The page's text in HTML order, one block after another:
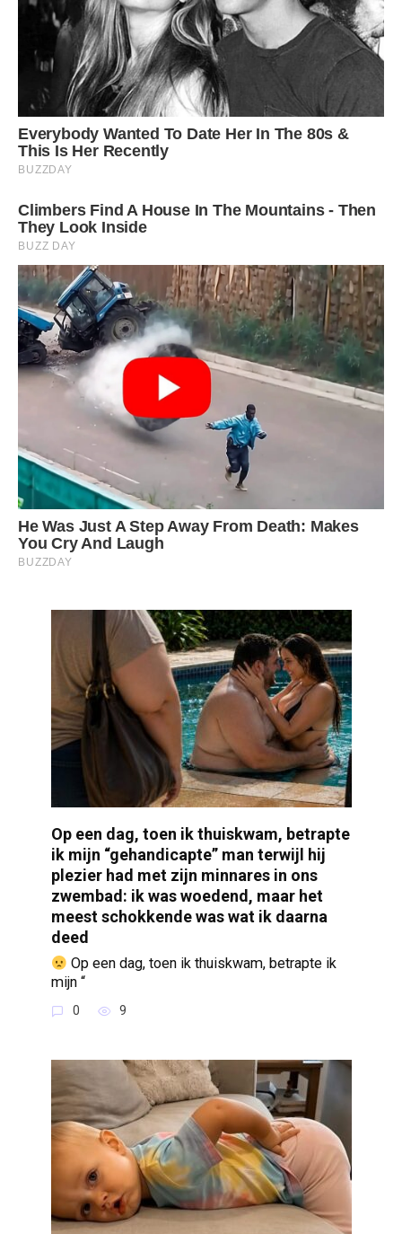
Op een dag, toen ik thuiskwam, betrapte
ik mijn “gehandicapte” man terwijl hij
plezier had met zijn minnares in ons
zwembad: ik was woedend, maar het
meest schokkende was wat ik daarna
deed
Op een dag, toen ik thuiskwam, betrapte ik
mijn “
0 9